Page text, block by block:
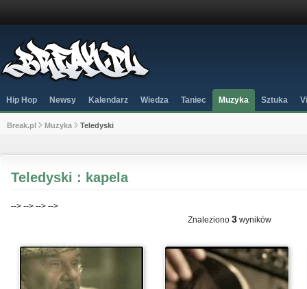
Hip Hop Newsy Kalendarz Wiedza Taniec Muzyka Sztuka
Break.pl Muzyka Teledyski
Teledyski : kapela
--> --> --> -->
Znaleziono 3 wyników